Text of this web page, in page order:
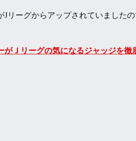
ーグからアップされていましたの
Ｊリーグの気になるジャッジを徹